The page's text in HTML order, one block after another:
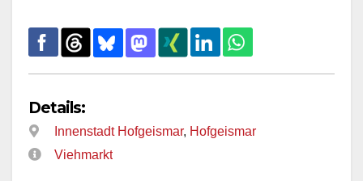
Details:
Innenstadt Hofgeismar, Hofgeismar
Viehmarkt